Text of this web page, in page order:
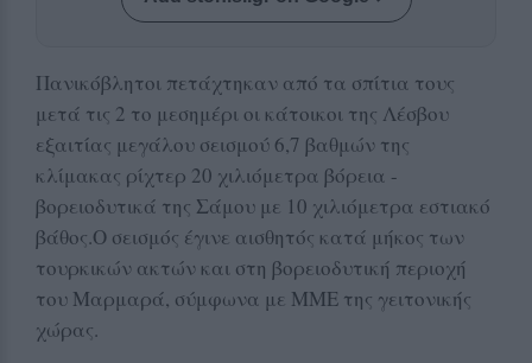
Πανικόβλητοι πετάχτηκαν από τα σπίτια τους
μετά τις 2 το μεσημέρι οι κάτοικοι της Λέσβου
εξαιτίας μεγάλου σεισμού 6,7 βαθμών της
κλίμακας ρίχτερ 20 χιλιόμετρα βόρεια -
βορειοδυτικά της Σάμου με 10 χιλιόμετρα εστιακό
βάθος.Ο σεισμός έγινε αισθητός κατά μήκος των
τουρκικών ακτών και στη βορειοδυτική περιοχή
του Μαρμαρά, σύμφωνα με ΜΜΕ της γειτονικής
χώρας.